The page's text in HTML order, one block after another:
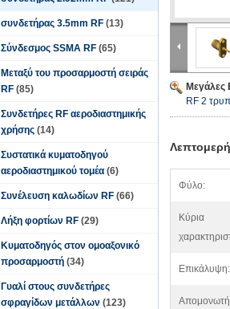
συνδετήρας 3.5mm RF (13)
Σύνδεσμος SSMA RF (65)
Μεταξύ του προσαρμοστή σειράς
RF (85)
Συνδετήρες RF αεροδιαστημικής
χρήσης (14)
Συστατικά κυματοδηγού
αεροδιαστημικού τομέα (6)
Συνέλευση καλωδίων RF (66)
Λήξη φορτίων RF (29)
Κυματοδηγός στον ομοαξονικό
προσαρμοστή (34)
Γυαλί στους συνδετήρες
σφραγίδων μετάλλων (123)
Μεγάλες
RF 2
Φύλο:
Κύρια
Επικάλυψη: